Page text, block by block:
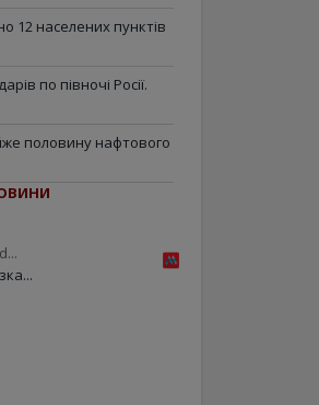
12 населених пунктів
по півночі Росії.
половину нафтового